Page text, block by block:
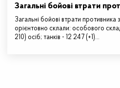
Загальні бойові втрати
Загальні бойові втрати
орієнтовно склали: особового
210) осіб; танків - 12 247 (+1)…